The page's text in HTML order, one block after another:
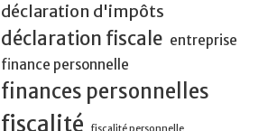
déclaration d'impôts
déclaration fiscale entreprise
finance personnelle
finances personnelles
fiscalité